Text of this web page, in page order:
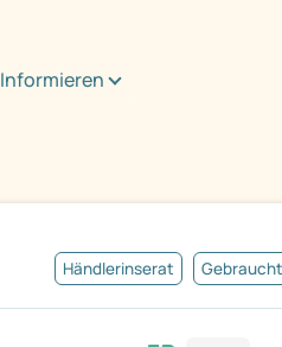
Informieren
Händlerinserat Gebraucht